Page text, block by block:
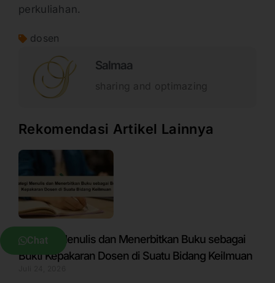
perkuliahan.
dosen
Salmaa
sharing and optimazing
Rekomendasi Artikel Lainnya
Strategi Menulis dan Menerbitkan Buku sebagai
Bukti Kepakaran Dosen di Suatu Bidang Keilmuan
Chat